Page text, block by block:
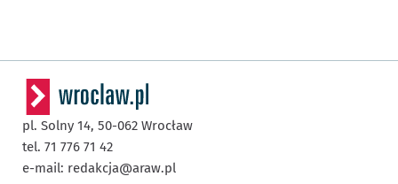
pl. Solny 14, 50-062 Wrocław
tel. 71 776 71 42
e-mail: redakcja@araw.pl